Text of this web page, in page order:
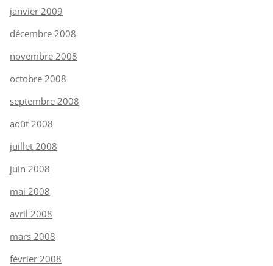
janvier 2009
décembre 2008
novembre 2008
octobre 2008
septembre 2008
août 2008
juillet 2008
juin 2008
mai 2008
avril 2008
mars 2008
février 2008